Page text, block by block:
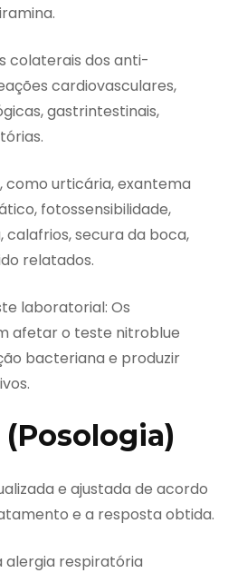
colaterais dos anti-
cardiovasculares,
gastrintestinais,
como urticária, exantema
fotossensibilidade,
calafrios, secura da boca,
relatados.
laboratorial: Os
afetar o teste nitroblue
bacteriana e produzir
e ajustada de acordo
e a resposta obtida.
alergia respiratória